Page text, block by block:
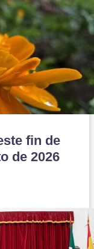
fin de
de 2026